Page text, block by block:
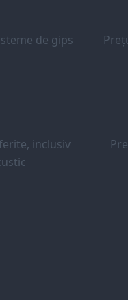
de gips
inclusiv